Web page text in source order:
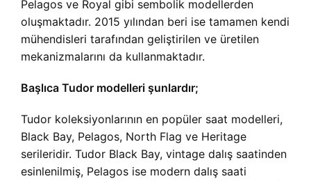
Pelagos ve Royal gibi sembolik modellerden
oluşmaktadır. 2015 yılından beri ise tamamen kendi
mühendisleri tarafından geliştirilen ve üretilen
mekanizmalarını da kullanmaktadır.
Başlıca Tudor modelleri şunlardır;
Tudor koleksiyonlarının en popüler saat modelleri,
Black Bay, Pelagos, North Flag ve Heritage
serileridir. Tudor Black Bay, vintage dalış saatinden
esinlenilmiş, Pelagos ise modern dalış saati